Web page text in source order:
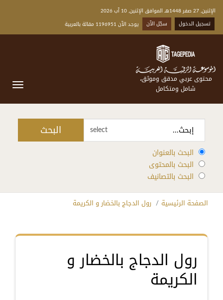
الإثنين, 27 صفر 1448هـ الموافق الإثنين, 10 آب 2026
تسجيل الدخول
سجّل الآن يوجد الآن 1196951 مقالة بالعربية
محتوى عربي مدقق وموثق،
شامل ومتكامل
select البحث
البحث بالعنوان
البحث بالمحتوى
البحث بالتصانيف
الصفحة الرئيسية رول الدجاج بالخضار و الكريمة
رول الدجاج بالخضار و
الكريمة